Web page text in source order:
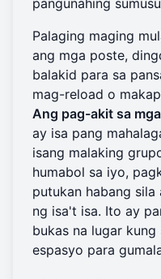
pangunahing
Palaging maging
ang mga poste,
balakid para sa
mag-reload o
Ang pag-akit sa
ay isa pang
isang malaking
humabol sa iyo,
putukan habang
ng isa't isa. Ito ay
bukas na lugar
espasyo para